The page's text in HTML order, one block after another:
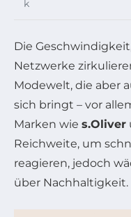
k
Die
Netzwerke
Modewelt, die aber
sich bringt – vor
Marken wie s.Oliver
Reichweite, um
reagieren, jedoch
über Nachhaltigkeit.